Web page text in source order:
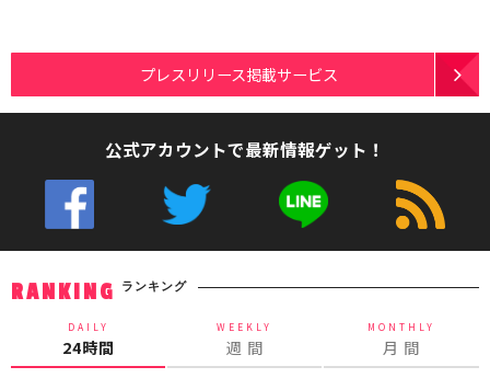
プレスリリース掲載サービス
公式アカウントで最新情報ゲット！
RANKING ランキング
DAILY
24時間
WEEKLY
週 間
MONTHLY
月 間